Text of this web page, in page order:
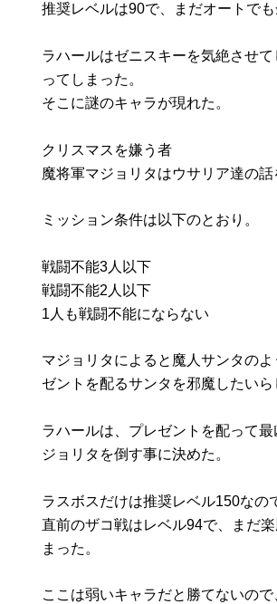
推奨レベルは90で、まだオートでも
ラハールはゼニスキーを気絶させ
ってしまった。
そこに謎のキャラが現れた。
クリスマスを嫌う者
魔将軍マジョリタはウサリア達の
ミッション条件は以下のとおり。
戦闘不能3人以下
戦闘不能2人以下
1人も戦闘不能にならない
マジョリタによると魔人サンタの
ゼントを配るサンタを邪魔したいら
ラハールは、プレゼントを配って
ジョリタを倒す事に決めた。
ラスボスだけは推奨レベル150なの
直前のザコ戦はレベル94で、まだ
まった。
ここは弱いキャラだと勝てないの